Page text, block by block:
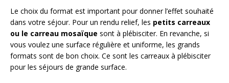
Le choix du format est important pour donner l’effet souhaité
dans votre séjour. Pour un rendu relief, les petits carreaux
ou le carreau mosaïque sont à plébisciter. En revanche, si
vous voulez une surface régulière et uniforme, les grands
formats sont de bon choix. Ce sont les carreaux à plébisciter
pour les séjours de grande surface.